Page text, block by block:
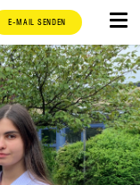
E-MAIL SENDEN